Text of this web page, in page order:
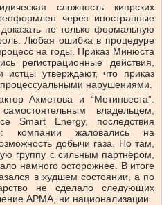
сложность кипрских
через иностранные
доказать не только формальную
Любая ошибка в процедуре
на годы. Приказ Минюста
регистрационные действия,
утверждают, что приказ
нарушениями.
Ахметова и “Метинвеста”.
владельцем,
Smart Energy, последствия
компании жаловались на
добычи газа. Но там,
группу с сильным партнёром,
намного осторожнее. В итоге
в худшем состоянии, а по
не сделало следующих
АРМА, ни национализации.